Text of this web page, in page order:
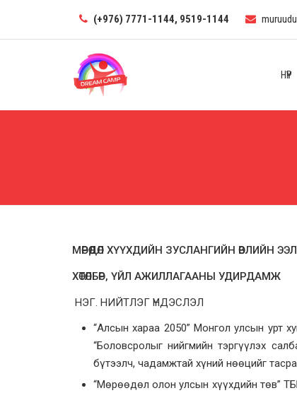
(+976) 7771-1144, 9519-1144
НҮҮР
МӨРӨӨДӨЛ ХҮҮХДИЙН ЗУСЛАНГИЙН ӨВЛИЙН
ХӨТӨЛБӨР, ҮЙЛ АЖИЛЛАГААНЫ УДИРДАМЖ
НЭГ. НИЙТЛЭГ ҮНДЭСЛЭЛ
“Алсын хараа 2050” Монгол улсын урт
“Боловсролыг нийгмийн тэргүүлэх
бүтээлч, чадамжтай хүний нөөцийг
“Мөрөөдөл олон улсын хүүхдийн төв”